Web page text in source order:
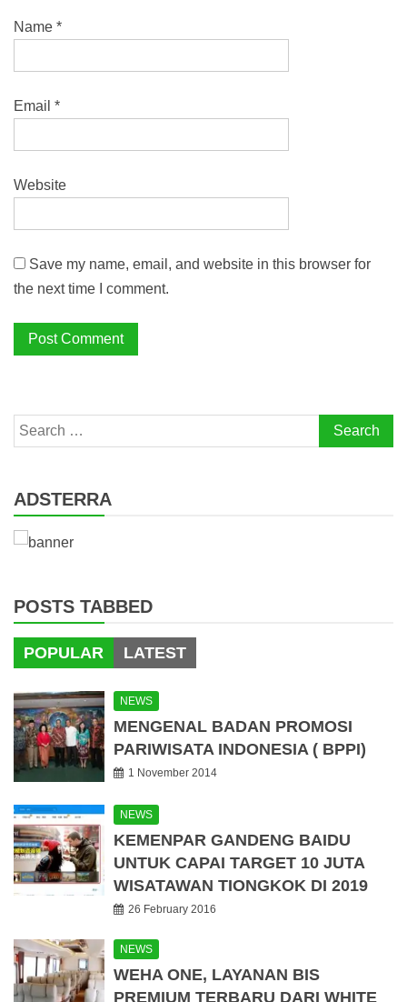
Name *
Email *
Website
Save my name, email, and website in this browser for
the next time I comment.
Search
for:
ADSTERRA
POSTS TABBED
POPULAR LATEST
NEWS
MENGENAL BADAN PROMOSI
PARIWISATA INDONESIA ( BPPI)
1 November 2014
NEWS
KEMENPAR GANDENG BAIDU
UNTUK CAPAI TARGET 10 JUTA
WISATAWAN TIONGKOK DI 2019
26 February 2016
NEWS
WEHA ONE, LAYANAN BIS
PREMIUM TERBARU DARI WHITE